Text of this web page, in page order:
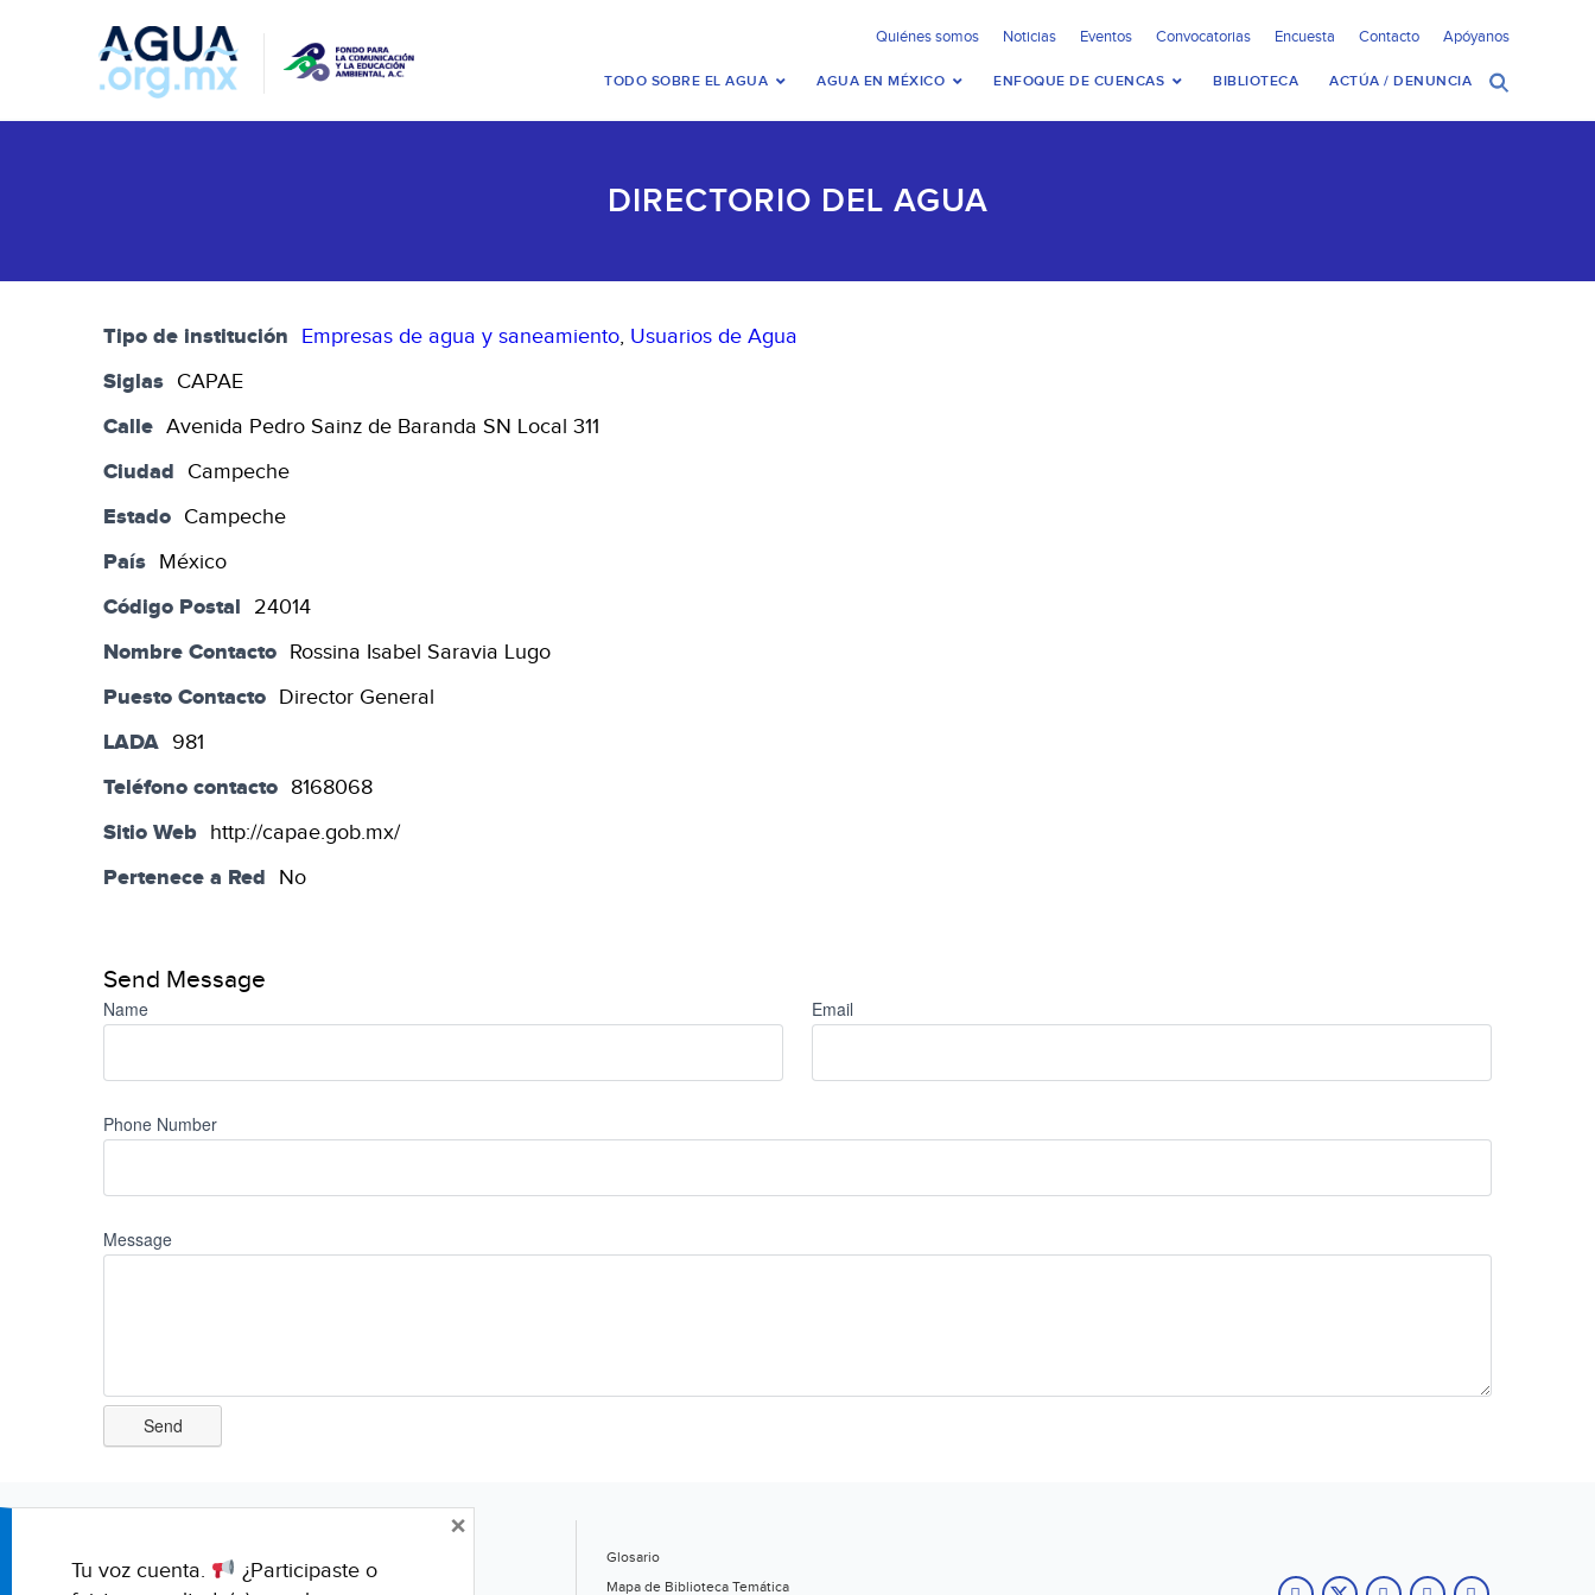
Quiénes somos Noticias Eventos Convocatorias Encuesta Contacto Apóyanos
TODO SOBRE EL AGUA AGUA EN MÉXICO ENFOQUE DE CUENCAS BIBLIOTECA ACTÚA / DENUNCIA
DIRECTORIO DEL AGUA
Tipo de institución Empresas de agua y saneamiento, Usuarios de Agua
Siglas CAPAE
Calle Avenida Pedro Sainz de Baranda SN Local 311
Ciudad Campeche
Estado Campeche
País México
Código Postal 24014
Nombre Contacto Rossina Isabel Saravia Lugo
Puesto Contacto Director General
LADA 981
Teléfono contacto 8168068
Sitio Web http://capae.gob.mx/
Pertenece a Red No
Send Message
Name Email
Phone Number
Message
Glosario
Mapa de Biblioteca Temática
Tu voz cuenta.
¿Participaste o
×